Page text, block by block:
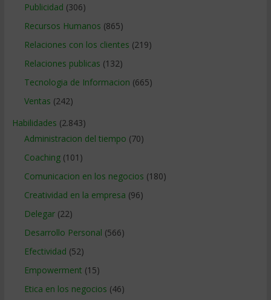
Publicidad (306)
Recursos Humanos (865)
Relaciones con los clientes (219)
Relaciones publicas (132)
Tecnologia de Informacion (665)
Ventas (242)
Habilidades (2.843)
Administracion del tiempo (70)
Coaching(101)
Comunicacion en los negocios (180)
Creatividad en la empresa (96)
Delegar(22)
Desarrollo Personal (566)
Efectividad (52)
Empowerment (15)
Etica en los negocios (46)